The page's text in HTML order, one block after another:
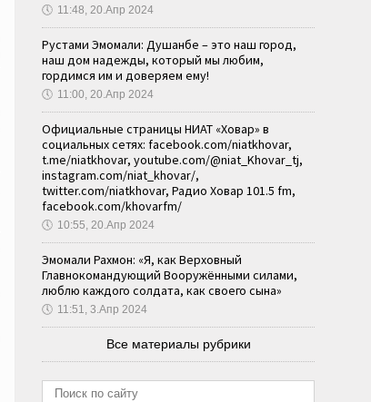
🕔 11:48, 20.Апр 2024
Рустами Эмомали: Душанбе – это наш город,
наш дом надежды, который мы любим,
гордимся им и доверяем ему!
🕔 11:00, 20.Апр 2024
Официальные страницы НИАТ «Ховар» в
социальных сетях: facebook.com/niatkhovar,
t.me/niatkhovar, youtube.com/@niat_Khovar_tj,
instagram.com/niat_khovar/,
twitter.com/niatkhovar, Радио Ховар 101.5 fm,
facebook.com/khovarfm/
🕔 10:55, 20.Апр 2024
Эмомали Рахмон: «Я, как Верховный
Главнокомандующий Вооружёнными силами,
люблю каждого солдата, как своего сына»
🕔 11:51, 3.Апр 2024
Все материалы рубрики